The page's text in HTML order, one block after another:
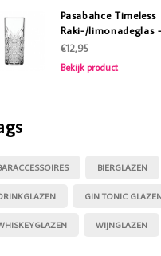
Pasabahce Timeless
Raki-/limonadeglas
€12,95
Bekijk product
BIERGLAZEN
GIN TONIC
WIJNGLAZEN